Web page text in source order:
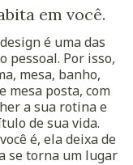
em você.
é uma das
pessoal. Por isso,
mesa, banho,
mesa posta, com
a sua rotina e
de sua vida.
é, ela deixa de
se torna um lugar